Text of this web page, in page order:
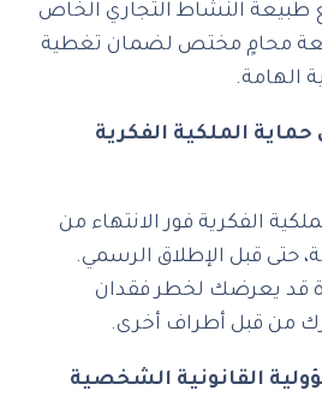
طبيعة النشاط التجاري الخاص
محامٍ مختص لضمان تغطية
الهامة.
الملكية الفكرية
الفكرية فور الانتهاء من
حتى قبل الإطلاق الرسمي.
قد يعرضك لخطر فقدان
من قبل أطراف أخرى.
القانونية الشخصية